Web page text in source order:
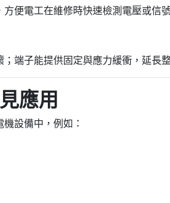
便電工在維修時快速檢測電壓或信
端子能提供固定與應力緩衝，延長
應用
設備中，例如：